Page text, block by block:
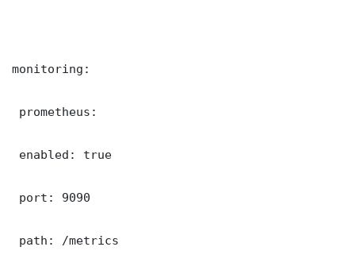
monitoring:
prometheus:
enabled: true
port: 9090
path: /metrics